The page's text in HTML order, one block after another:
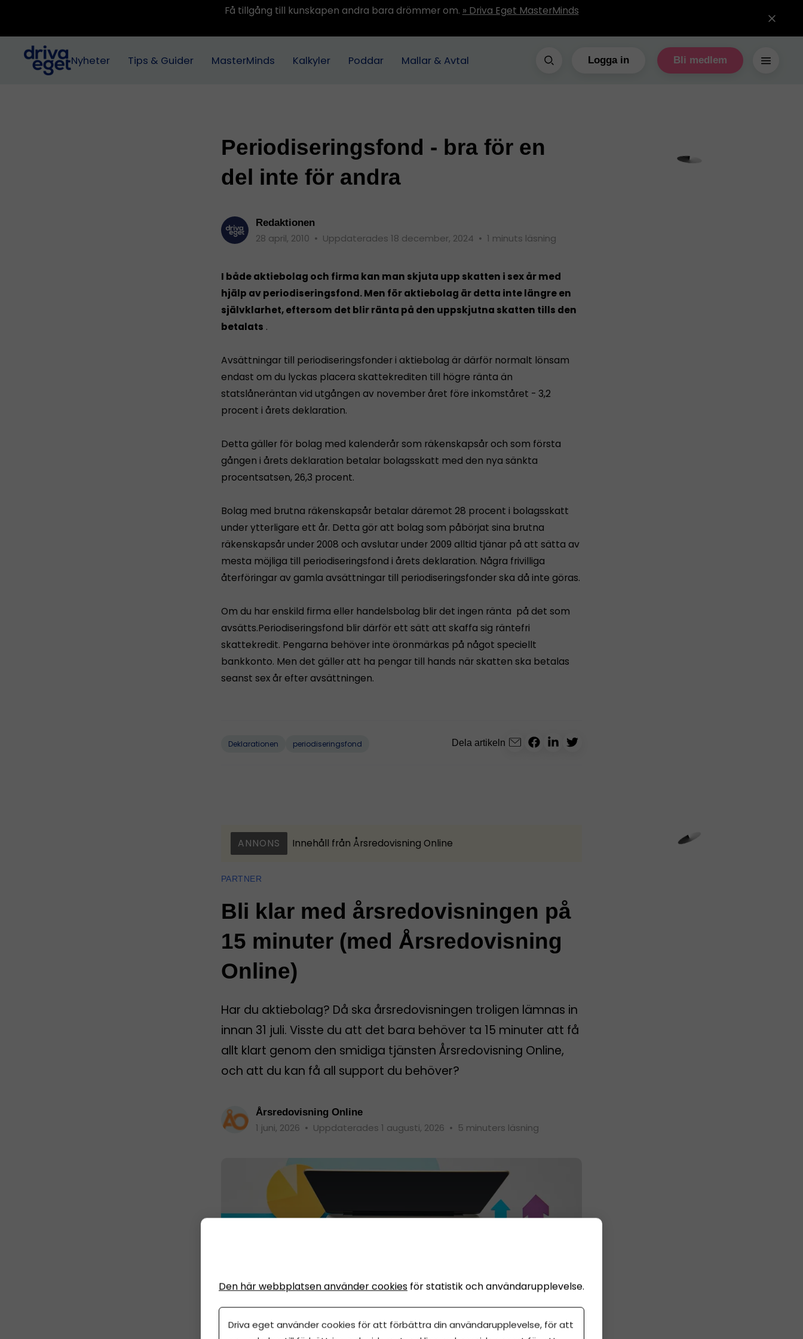
Få tillgång till kunskapen andra bara drömmer om. » Driva Eget MasterMinds
Nyheter Tips & Guider MasterMinds Kalkyler Poddar Mallar & Avtal Logga in Bli medlem
Periodiseringsfond - bra för en
del inte för andra
Redaktionen
28 april, 2010 • Uppdaterades 18 december, 2024 • 1 minuts läsning
I både aktiebolag och firma kan man skjuta upp skatten i sex år med
hjälp av periodiseringsfond. Men för aktiebolag är detta inte längre en
självklarhet, eftersom det blir ränta på den uppskjutna skatten tills den
betalats .
Avsättningar till periodiseringsfonder i aktiebolag är därför normalt lönsam
endast om du lyckas placera skattekrediten till högre ränta än
statslåneräntan vid utgången av november året före inkomståret - 3,2
procent i årets deklaration.
Detta gäller för bolag med kalenderår som räkenskapsår och som första
gången i årets deklaration betalar bolagsskatt med den nya sänkta
procentsatsen, 26,3 procent.
Bolag med brutna räkenskapsår betalar däremot 28 procent i bolagsskatt
under ytterligare ett år. Detta gör att bolag som påbörjat sina brutna
räkenskapsår under 2008 och avslutar under 2009 alltid tjänar på att sätta av
mesta möjliga till periodiseringsfond i årets deklaration. Några frivilliga
återföringar av gamla avsättningar till periodiseringsfonder ska då inte göras.
Om du har enskild firma eller handelsbolag blir det ingen ränta på det som
avsätts.Periodiseringsfond blir därför ett sätt att skaffa sig räntefri
skattekredit. Pengarna behöver inte öronmärkas på något speciellt
bankkonto. Men det gäller att ha pengar till hands när skatten ska betalas
seanst sex år efter avsättningen.
Deklarationen periodiseringsfond Dela artikeln
ANNONS Innehåll från Årsredovisning Online
PARTNER
Bli klar med årsredovisningen på
15 minuter (med Årsredovisning
Online)
Har du aktiebolag? Då ska årsredovisningen troligen lämnas in
innan 31 juli. Visste du att det bara behöver ta 15 minuter att få
allt klart genom den smidiga tjänsten Årsredovisning Online,
och att du kan få all support du behöver?
Årsredovisning Online
1 juni, 2026 • Uppdaterades 1 augusti, 2026 • 5 minuters läsning
Den här webbplatsen använder cookies för statistik och användarupplevelse.
Driva eget använder cookies för att förbättra din användarupplevelse, för att